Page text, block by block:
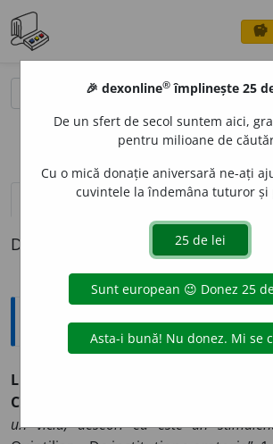
savings
definiții (1)
Definiția cu ID-ul 563981:
Enciclopedice
LICET IPSA VITIUM SIT AMBITIO,
CAUSA VIRTUTEM EST
chiar
un viciu, deseori ea este un
🎉 dexonline® împlinește 25
De un sfert de secol suntem aici,
pentru milioane de
Cu o mică donație aniversară ne-ați
cuvintele la îndemâna tuturor și